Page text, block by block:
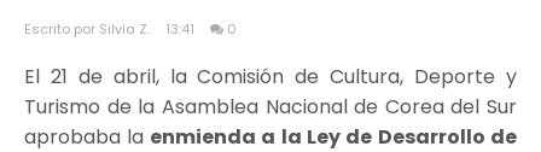
Escrito por Silvia Z. 13:41 0
El 21 de abril, la Comisión de Cultura, Deporte y
Turismo de la Asamblea Nacional de Corea del Sur
aprobaba la enmienda a la Ley de Desarrollo de